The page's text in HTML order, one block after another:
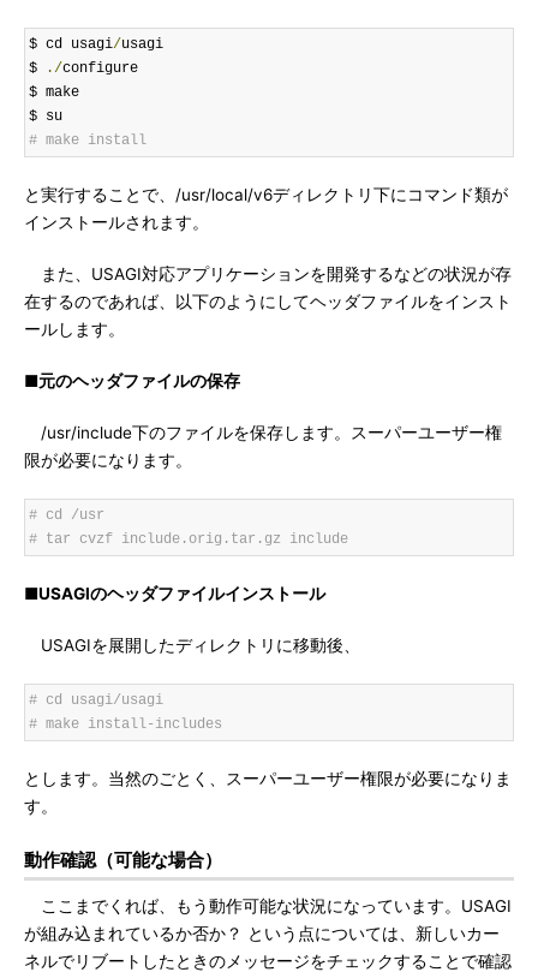
$ cd usagi/usagi
$
./configure
$ make
# make install
と実行することで、/usr/local/v6ディレクトリ下にコマンド類が
インストールされます。
また、USAGI対応アプリケーションを開発するなどの状況が存
在するのであれば、以下のようにしてヘッダファイルをインスト
ールします。
■元のヘッダファイルの保存
/usr/include下のファイルを保存します。スーパーユーザー権
限が必要になります。
# cd /usr
# tar cvzf include.orig.tar.gz include
■USAGIのヘッダファイルインストール
USAGIを展開したディレクトリに移動後、
# cd usagi/usagi
# make install-includes
とします。当然のごとく、スーパーユーザー権限が必要になりま
す。
動作確認（可能な場合）
ここまでくれば、もう動作可能な状況になっています。USAGI
が組み込まれているか否か？ という点については、新しいカー
ネルでリブートしたときのメッセージをチェックすることで確認